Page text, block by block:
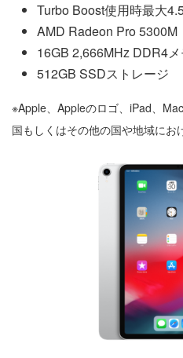
Turbo Boost使用時最大
AMD Radeon Pro 5300M
16GB 2,666MHz DDR4メ
512GB SSDストレージ
※Apple、Appleのロゴ、iPad、
国もしくはその他の国や地域にお